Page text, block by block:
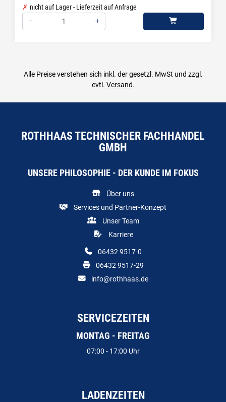
nicht auf Lager - Lieferzeit auf Anfrage
–
+
Alle Preise verstehen sich inkl. der gesetzl. MwSt und zzgl.
evtl. Versand.
ROTHHAAS TECHNISCHER FACHHANDEL
GMBH
UNSERE PHILOSOPHIE - DER KUNDE IM FOKUS
Über uns
Services und Partner-Konzept
Unser Team
Karriere
06432 9517-0
06432 9517-29
info@rothhaas.de
SERVICEZEITEN
MONTAG - FREITAG
07:00 - 17:00 Uhr
LADENZEITEN